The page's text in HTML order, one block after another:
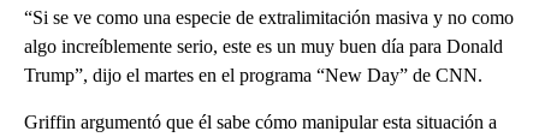
“Si se ve como una especie de extralimitación masiva y no como
algo increíblemente serio, este es un muy buen día para Donald
Trump”, dijo el martes en el programa “New Day” de CNN.
Griffin argumentó que él sabe cómo manipular esta situación a